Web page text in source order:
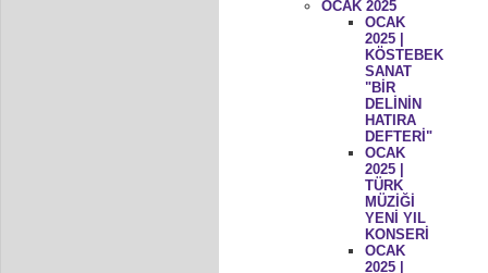
OCAK 2025
OCAK
2025 |
KÖSTEBEK
SANAT
"BİR
DELİNİN
HATIRA
DEFTERİ"
OCAK
2025 |
TÜRK
MÜZİĞİ
YENİ YIL
KONSERİ
OCAK
2025 |